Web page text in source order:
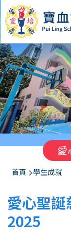
移至主內容
愛
導
連
結
首頁 學生成就
愛心聖
2025